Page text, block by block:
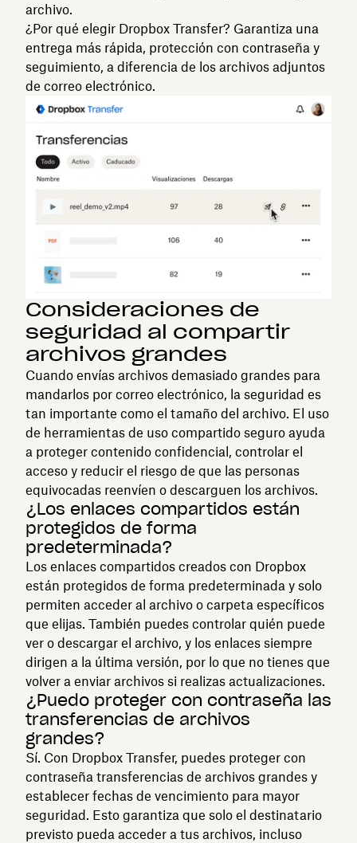
archivo.
¿Por qué elegir Dropbox Transfer? Garantiza una
entrega más rápida, protección con contraseña y
seguimiento, a diferencia de los archivos adjuntos
de correo electrónico.
Consideraciones de
seguridad al compartir
archivos grandes
Cuando envías archivos demasiado grandes para
mandarlos por correo electrónico, la seguridad es
tan importante como el tamaño del archivo. El uso
de herramientas de uso compartido seguro ayuda
a proteger contenido confidencial, controlar el
acceso y reducir el riesgo de que las personas
equivocadas reenvíen o descarguen los archivos.
¿Los enlaces compartidos están
protegidos de forma
predeterminada?
Los enlaces compartidos creados con Dropbox
están protegidos de forma predeterminada y solo
permiten acceder al archivo o carpeta específicos
que elijas. También puedes controlar quién puede
ver o descargar el archivo, y los enlaces siempre
dirigen a la última versión, por lo que no tienes que
volver a enviar archivos si realizas actualizaciones.
¿Puedo proteger con contraseña las
transferencias de archivos
grandes?
Sí. Con Dropbox Transfer, puedes proteger con
contraseña transferencias de archivos grandes y
establecer fechas de vencimiento para mayor
seguridad. Esto garantiza que solo el destinatario
previsto pueda acceder a tus archivos, incluso